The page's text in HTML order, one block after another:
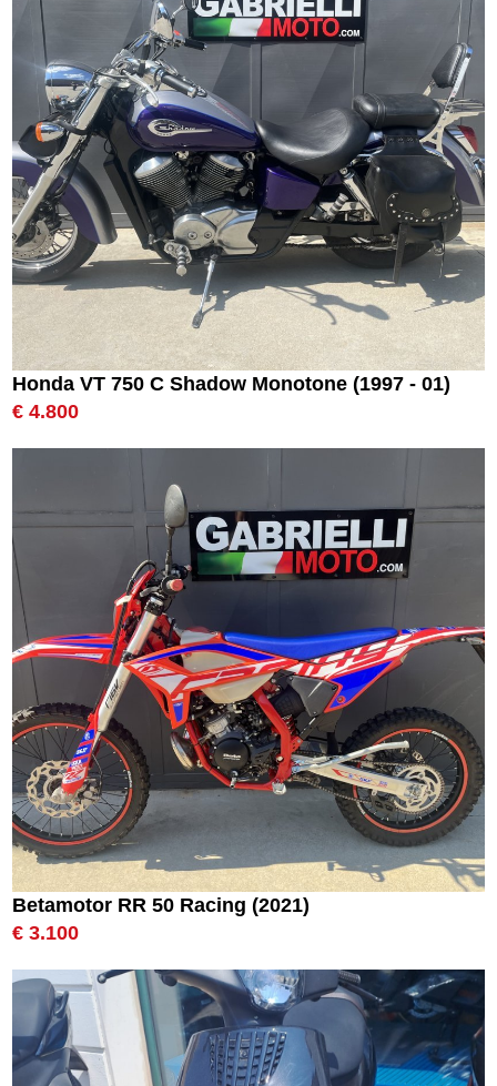
Honda VT 750 C Shadow Monotone (1997 - 01)
€ 4.800
Betamotor RR 50 Racing (2021)
€ 3.100